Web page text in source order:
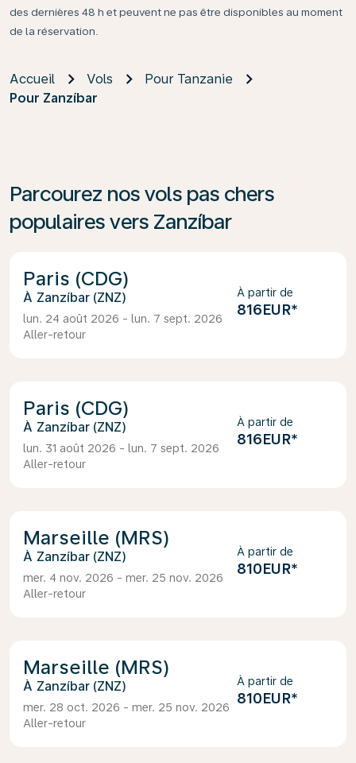
des dernières 48 h et peuvent ne pas être disponibles au moment
de la réservation.
Accueil Vols
Pour Tanzanie
Pour Zanzíbar
Parcourez nos vols pas chers
populaires vers Zanzíbar
Paris (CDG)
Zanzíbar (ZNZ)
lun. 24 août 2026 - lun. 7 sept. 2026
Aller-retour
À partir de
816EUR*
Paris (CDG)
Zanzíbar (ZNZ)
lun. 31 août 2026 - lun. 7 sept. 2026
Aller-retour
À partir de
816EUR*
Marseille (MRS)
Zanzíbar (ZNZ)
mer. 4 nov. 2026 - mer. 25 nov. 2026
Aller-retour
À partir de
810EUR*
Marseille (MRS)
Zanzíbar (ZNZ)
mer. 28 oct. 2026 - mer. 25 nov. 2026
Aller-retour
À partir de
810EUR*